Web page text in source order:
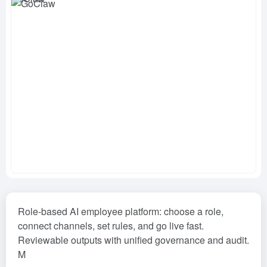
Role-based AI employee platform: choose a role,
connect channels, set rules, and go live fast.
Reviewable outputs with unified governance and audit.
M